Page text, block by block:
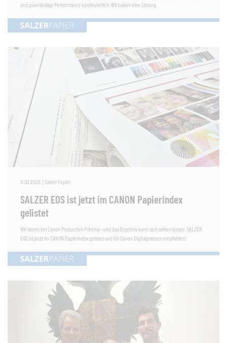
und zuverlässige Performance kontinuierlich. Wir haben eine Lösung
11.03.2026 | Salzer Papier
SALZER EOS ist jetzt im CANON Papierindex
gelistet
Wir waren bei Canon Production Printing – und das Ergebnis kann sich sehen lassen: SALZER
EOS ist jetzt im CANON Papierindex gelistet und für Canon Digitalpressen empfohlen!